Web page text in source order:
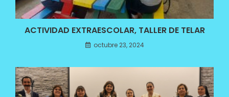
ACTIVIDAD EXTRAESCOLAR, TALLER DE TELAR
octubre 23, 2024